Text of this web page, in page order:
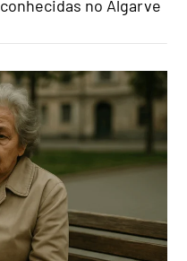
no Algarve